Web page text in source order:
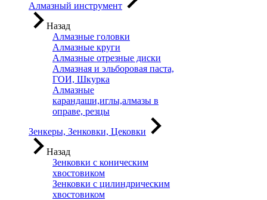
Алмазный инструмент
Назад
Алмазные головки
Алмазные круги
Алмазные отрезные диски
Алмазная и эльборовая паста,
ГОИ, Шкурка
Алмазные
карандаши,иглы,алмазы в
оправе, резцы
Зенкеры, Зенковки, Цековки
Назад
Зенковки с коническим
хвостовиком
Зенковки с цилиндрическим
хвостовиком